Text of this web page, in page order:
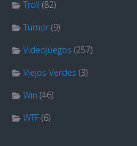
Troll (82)
Tumor (9)
Videojuegos (257)
Viejos Verdes (3)
Win (46)
WTF (6)